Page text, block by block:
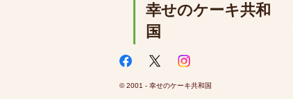
幸せのケーキ共和
国
© 2001 - 幸せのケーキ共和国